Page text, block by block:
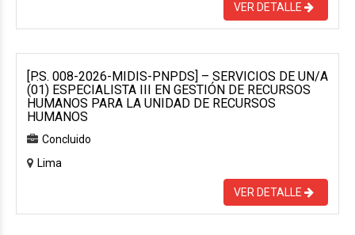
VER DETALLE
[P.S. 008-2026-MIDIS-PNPDS] – SERVICIOS DE UN/A
(01) ESPECIALISTA III EN GESTIÓN DE RECURSOS
HUMANOS PARA LA UNIDAD DE RECURSOS
HUMANOS
Concluido
Lima
VER DETALLE